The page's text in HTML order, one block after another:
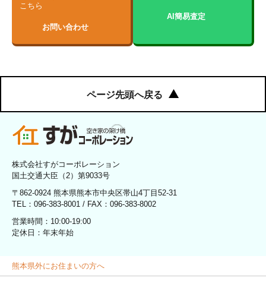
こちら
お問い合わせ
AI簡易査定
ページ先頭へ戻る
株式会社すがコーポレーション
国土交通大臣（2）第9033号
〒862-0924 熊本県熊本市中央区帯山4丁目52-31
TEL：096-383-8001 / FAX：096-383-8002
営業時間：10:00-19:00
定休日：年末年始
熊本県外にお住まいの方へ